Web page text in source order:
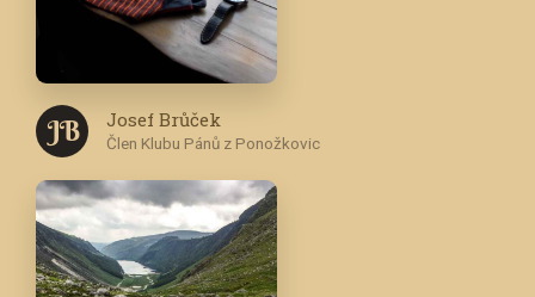
J B Josef Brůček
Člen Klubu Pánů z Ponožkovic